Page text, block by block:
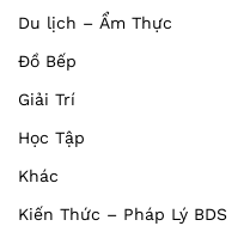
Du lịch – Ẩm Thực
Đồ Bếp
Giải Trí
Học Tập
Khác
Kiến Thức – Pháp Lý BDS